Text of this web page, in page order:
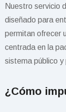
Nuestro servicio
diseñado para
permitan ofrecer
centrada en la
sistema público y
¿Cómo